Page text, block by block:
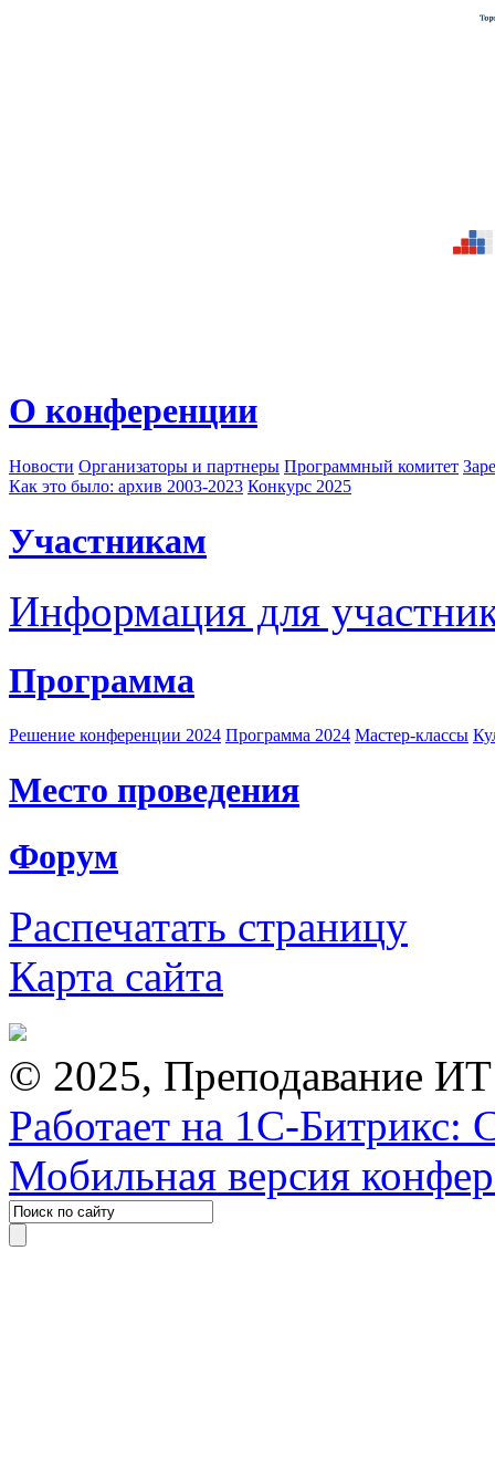
О конференции
Новости Организаторы и партнеры Программный комитет
Как это было: архив 2003-2023 Конкурс 2025
Участникам
Информация для
Программа
Решение конференции 2024 Программа 2024 Мастер-классы
Место проведения
Форум
Распечатать страницу
Карта сайта
© 2025, Преподавание
Работает на 1С-Битрикс:
Мобильная версия